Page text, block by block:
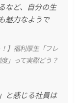
など、自分の生
魅力なようで
】福利厚生「フレ
」って実際どう？
と感じる社員は